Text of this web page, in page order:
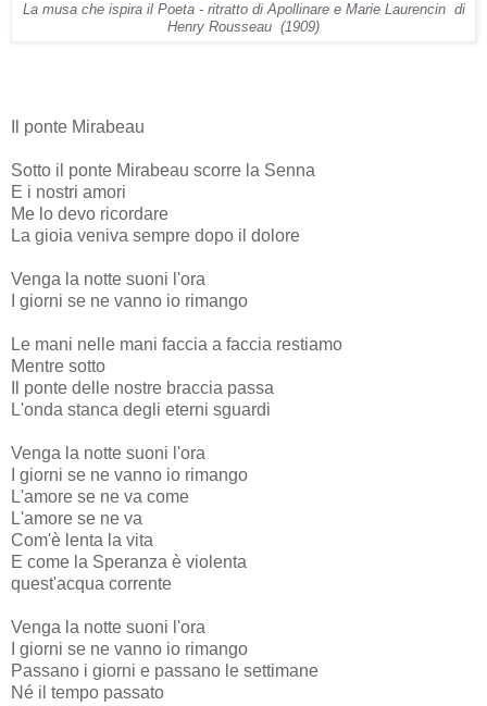
La musa che ispira il Poeta - ritratto di Apollinare e Marie Laurencin di
Henry Rousseau (1909)
Il ponte Mirabeau
Sotto il ponte Mirabeau scorre la Senna
E i nostri amori
Me lo devo ricordare
La gioia veniva sempre dopo il dolore
Venga la notte suoni l'ora
I giorni se ne vanno io rimango
Le mani nelle mani faccia a faccia restiamo
Mentre sotto
Il ponte delle nostre braccia passa
L'onda stanca degli eterni sguardi
Venga la notte suoni l'ora
I giorni se ne vanno io rimango
L'amore se ne va come
L'amore se ne va
Com'è lenta la vita
E come la Speranza è violenta
quest'acqua corrente
Venga la notte suoni l'ora
I giorni se ne vanno io rimango
Passano i giorni e passano le settimane
Né il tempo passato